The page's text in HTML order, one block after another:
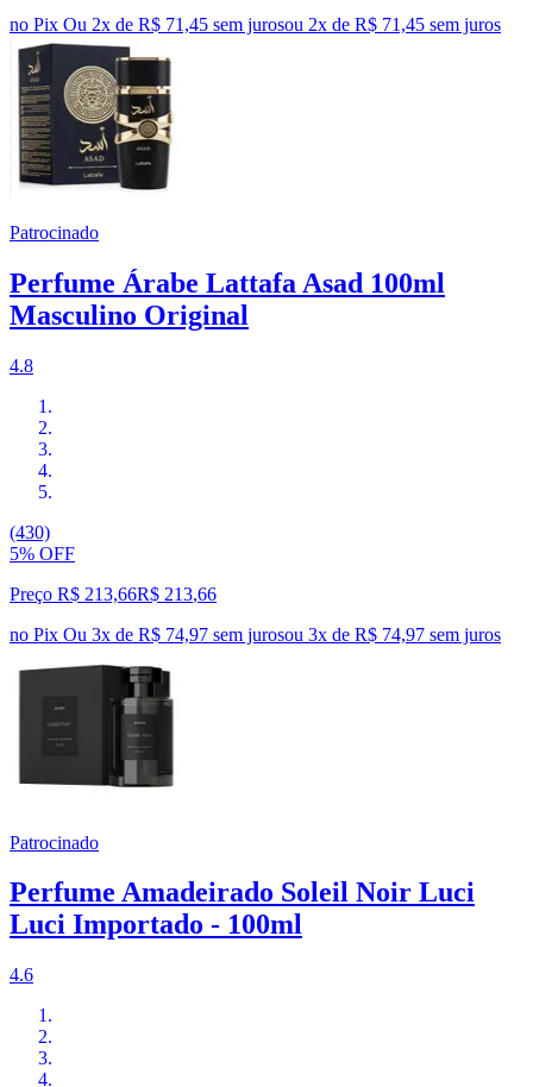
no Pix Ou 2x de R$ 71,45 sem jurosou 2x de R$ 71,45 sem juros
Patrocinado
Perfume Árabe Lattafa Asad 100ml
Masculino Original
4.8
(430)
5% OFF
Preço R$ 213,66R$ 213,66
no Pix Ou 3x de R$ 74,97 sem jurosou 3x de R$ 74,97 sem juros
Patrocinado
Perfume Amadeirado Soleil Noir Luci
Luci Importado - 100ml
4.6